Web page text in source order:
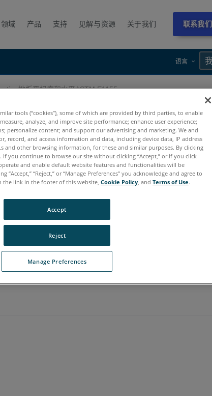
域 产品 支持 见解与资源 关于我们 联系我们
语言
地板平坦度和水平ASTM E1155
水平ASTM E1155
tools (“cookies”), some of which are provided by third parties, to enable
analyze, and improve site performance; enhance user experience;
personalize content; and support our advertising and marketing. We and
record, and access information and data, including device data, IP address
and other browsing information, for these and similar purposes. By clicking
If you continue to browse our site without clicking “Accept,” or if you click
and enable default website features and functionalities will be
“Accept,” “Reject,” or “Manage Preferences” you acknowledge and agree to
the link in the footer of this website, Cookie Policy, and Terms of Use.
Manage Preferences
Reject
Accept